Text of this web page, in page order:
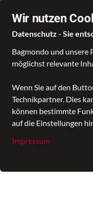
Wir nutzen
Datenschutz - Sie
Bagmondo und unsere
möglichst relevante
Wenn Sie auf den
Technikpartner. Dies
können bestimmte
auf die Einstellungen
Impressum